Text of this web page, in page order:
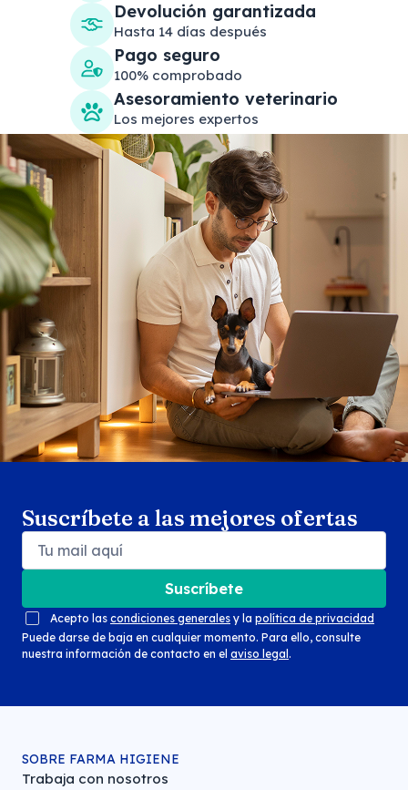
Devolución garantizada
Hasta 14 días después
Pago seguro
100% comprobado
Asesoramiento veterinario
Los mejores expertos
Suscríbete a las mejores ofertas
Suscríbete
Acepto las condiciones generales y la política de privacidad
Puede darse de baja en cualquier momento. Para ello, consulte
nuestra información de contacto en el aviso legal .
Search products
SOBRE FARMA HIGIENE
Trabaja con nosotros